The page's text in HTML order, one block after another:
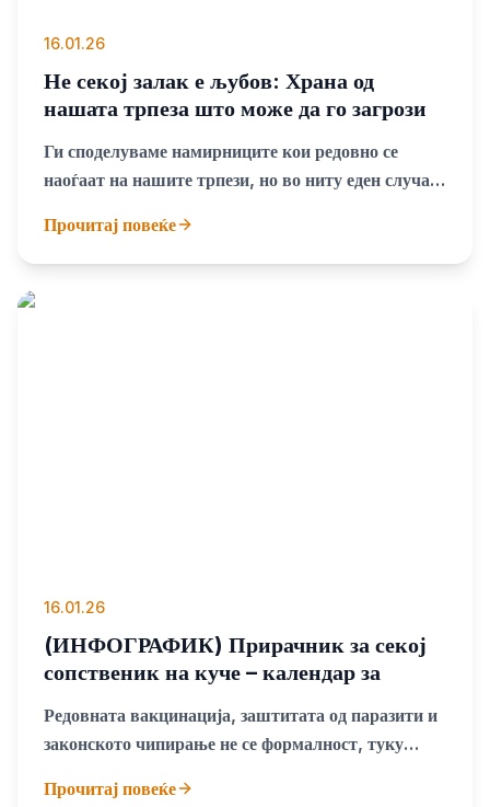
16.01.26
Не секој залак е љубов: Храна од
нашата трпеза што може да го загрози
Ги споделуваме намирниците кои редовно се
наоѓаат на нашите трпези, но во ниту еден случај
Прочитај повеќе
16.01.26
(ИНФОГРАФИК) Прирачник за секој
сопственик на куче – календар за
чипирање
Редовната вакцинација, заштитата од паразити и
законското чипирање не се формалност, туку
Прочитај повеќе